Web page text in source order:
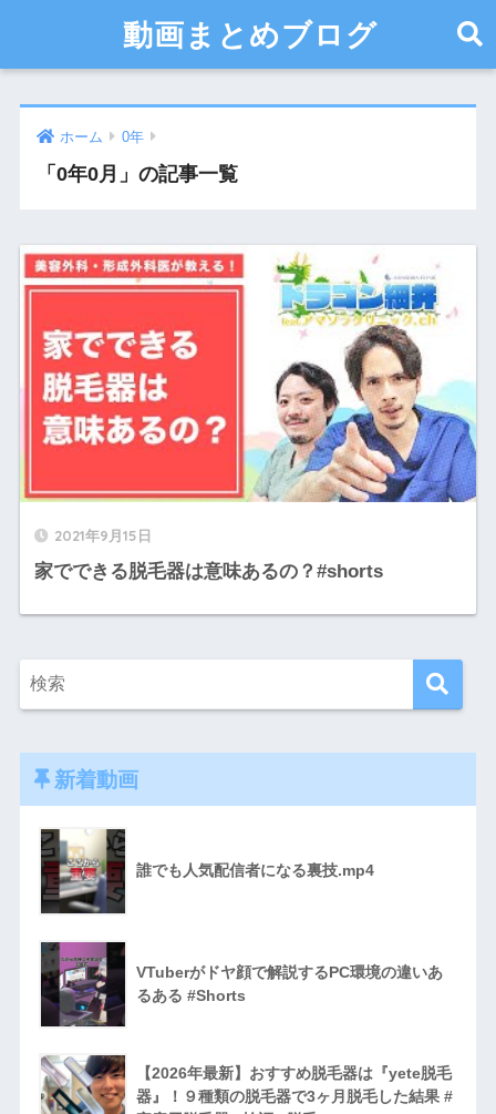
動画まとめブログ
ホーム 0年
「0年0月」の記事一覧
2021年9月15日
家でできる脱毛器は意味あるの？#shorts
新着動画
誰でも人気配信者になる裏技.mp4
VTuberがドヤ顔で解説するPC環境の違いあ
るある #Shorts
【2026年最新】おすすめ脱毛器は『yete脱毛
器』！９種類の脱毛器で3ヶ月脱毛した結果 #